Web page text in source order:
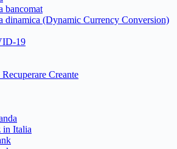
bancomat
dinamica (Dynamic Currency Conversion)
19
Creante
in Italia